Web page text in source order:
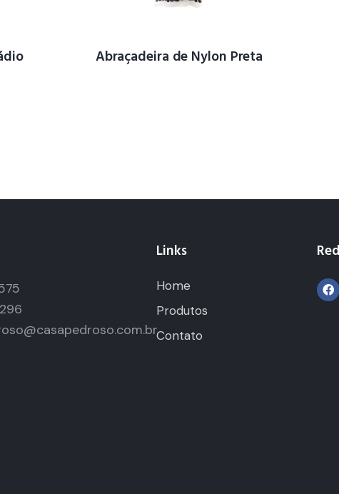
Abraçadeira de Nylon Preta
Links
Home
Produtos
Contato